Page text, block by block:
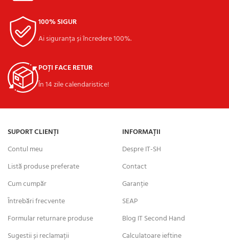
100% SIGUR
Ai siguranța și încredere 100%.
POȚI FACE RETUR
În 14 zile calendaristice!
SUPORT CLIENȚI
Contul meu
Listă produse preferate
Cum cumpăr
Întrebări frecvente
Formular returnare produse
Sugestii și reclamații
INFORMAȚII
Despre IT-SH
Contact
Garanție
SEAP
Blog IT Second Hand
Calculatoare ieftine